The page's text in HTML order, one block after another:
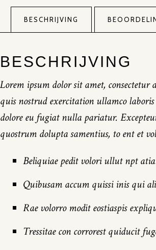
BESCHRIJVING
BESCHRIJVING
Lorem ipsum dolor sit amet,
quis nostrud exercitation ullamco
dolore eu fugiat nulla pariatur.
quostrum dolupta samentius, to ent et
Beliquiae pedit volori ullut npt
Quibusam accum quissi inis qui
Rae volorro modit eostiaspis
Tressitae con corrorest quiducit